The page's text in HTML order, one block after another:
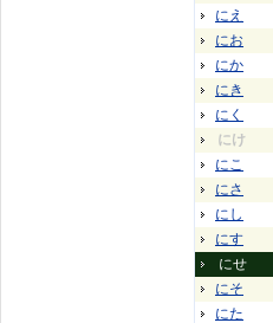
にえ
にお
にか
にき
にく
にけ
にこ
にさ
にし
にす
にせ
にそ
にた